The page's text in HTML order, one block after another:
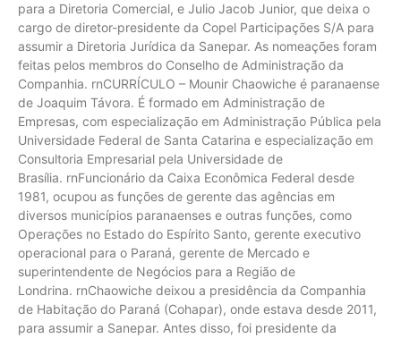
para a Diretoria Comercial, e Julio Jacob Junior, que deixa o
cargo de diretor-presidente da Copel Participações S/A para
assumir a Diretoria Jurídica da Sanepar. As nomeações foram
feitas pelos membros do Conselho de Administração da
Companhia. rnCURRÍCULO – Mounir Chaowiche é paranaense
de Joaquim Távora. É formado em Administração de
Empresas, com especialização em Administração Pública pela
Universidade Federal de Santa Catarina e especialização em
Consultoria Empresarial pela Universidade de
Brasília. rnFuncionário da Caixa Econômica Federal desde
1981, ocupou as funções de gerente das agências em
diversos municípios paranaenses e outras funções, como
Operações no Estado do Espírito Santo, gerente executivo
operacional para o Paraná, gerente de Mercado e
superintendente de Negócios para a Região de
Londrina. rnChaowiche deixou a presidência da Companhia
de Habitação do Paraná (Cohapar), onde estava desde 2011,
para assumir a Sanepar. Antes disso, foi presidente da